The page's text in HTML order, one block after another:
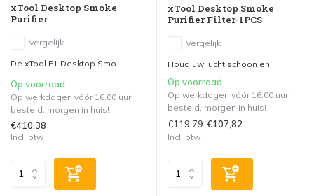
xTool Desktop Smoke
Purifier
Vergelijk
De xTool F1 Desktop Smo...
Op voorraad
Op werkdagen vóór 16.00 uur
besteld, morgen in huis!
€410,38
Incl. btw
xTool Desktop Smoke
Purifier Filter-1PCS
Vergelijk
Houd uw lucht schoon en...
Op voorraad
Op werkdagen vóór 16.00 uur
besteld, morgen in huis!
€119,79 €107,82
Incl. btw